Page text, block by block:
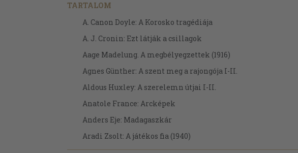
TARTALOM
A. Canon Doyle: A Korosko tragédiája
A. J. Cronin: Ezt látják a csillagok
Aage Madelung. A megbélyegzettek (1916)
Agnes Günther: A szent meg a rajongója I-II.
Aldous Huxley: A szerelemn útjai I-II.
Anatole France: Arcképek
Anders Eje: Madagaszkár
Aradi Zsolt: A játékos fia (1940)